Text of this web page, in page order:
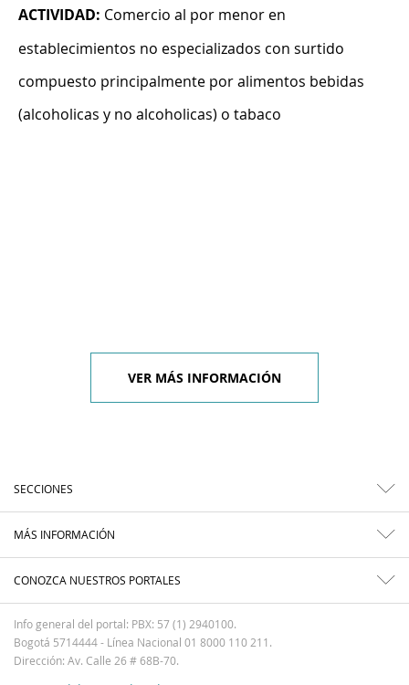
ACTIVIDAD: Comercio al por menor en
establecimientos no especializados con surtido
compuesto principalmente por alimentos bebidas
(alcoholicas y no alcoholicas) o tabaco
VER MÁS INFORMACIÓN
SECCIONES
MÁS INFORMACIÓN
CONOZCA NUESTROS PORTALES
Info general del portal: PBX: 57 (1) 2940100.
Bogotá 5714444 - Línea Nacional 01 8000 110 211.
Dirección: Av. Calle 26 # 68B-70.